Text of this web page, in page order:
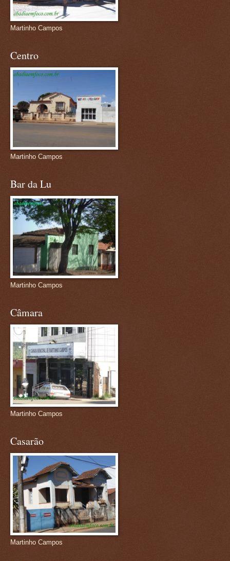
Martinho Campos
Centro
Martinho Campos
Bar da Lu
Martinho Campos
Câmara
Martinho Campos
Casarão
Martinho Campos